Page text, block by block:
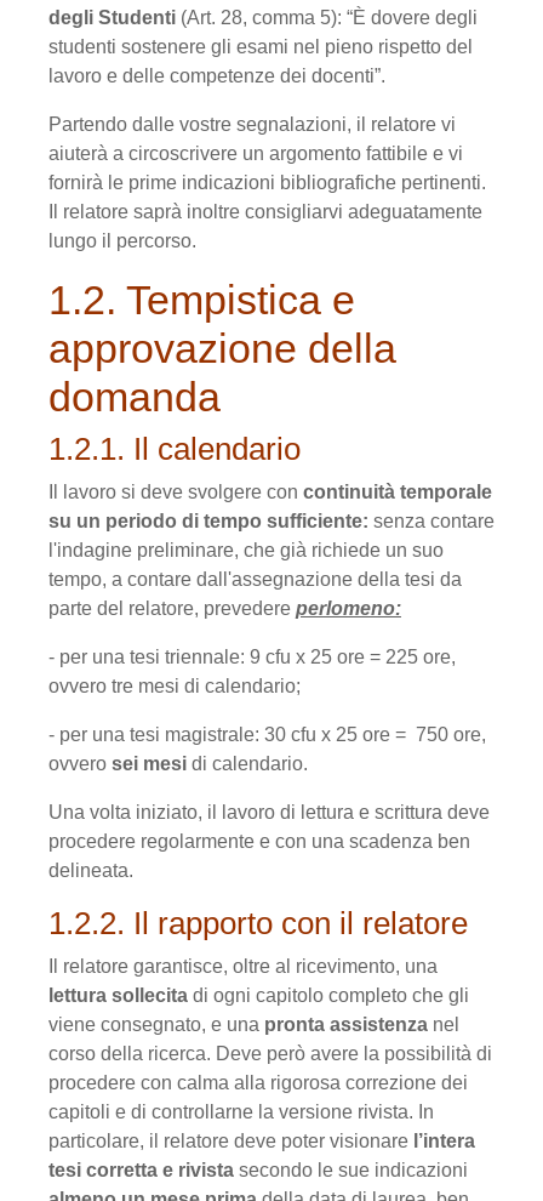
degli Studenti (Art. 28, comma 5): “È dovere degli
studenti sostenere gli esami nel pieno rispetto del
lavoro e delle competenze dei docenti”.
Partendo dalle vostre segnalazioni, il relatore vi
aiuterà a circoscrivere un argomento fattibile e vi
fornirà le prime indicazioni bibliografiche pertinenti.
Il relatore saprà inoltre consigliarvi adeguatamente
lungo il percorso.
1.2. Tempistica e
approvazione della
domanda
1.2.1. Il calendario
Il lavoro si deve svolgere con continuità temporale
su un periodo di tempo sufficiente: senza contare
l'indagine preliminare, che già richiede un suo
tempo, a contare dall'assegnazione della tesi da
parte del relatore, prevedere perlomeno:
- per una tesi triennale: 9 cfu x 25 ore = 225 ore,
ovvero tre mesi di calendario;
- per una tesi magistrale: 30 cfu x 25 ore = 750 ore,
ovvero sei mesi di calendario.
Una volta iniziato, il lavoro di lettura e scrittura deve
procedere regolarmente e con una scadenza ben
delineata.
1.2.2. Il rapporto con il relatore
Il relatore garantisce, oltre al ricevimento, una
lettura sollecita di ogni capitolo completo che gli
viene consegnato, e una pronta assistenza nel
corso della ricerca. Deve però avere la possibilità di
procedere con calma alla rigorosa correzione dei
capitoli e di controllarne la versione rivista. In
particolare, il relatore deve poter visionare l’intera
tesi corretta e rivista secondo le sue indicazioni